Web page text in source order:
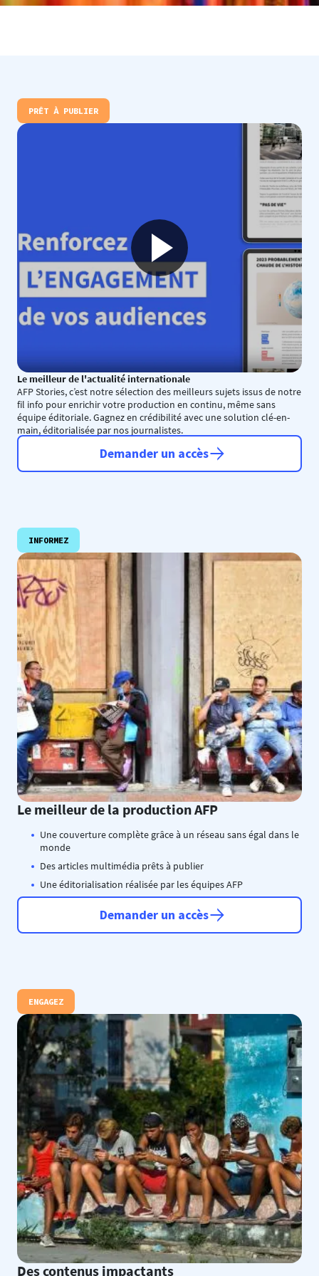
PRÊT À PUBLIER
Le meilleur de l'actualité internationale
AFP Stories, c’est notre sélection des meilleurs sujets issus de notre
fil info pour enrichir votre production en continu, même sans
équipe éditoriale. Gagnez en crédibilité avec une solution clé-en-
main, éditorialisée par nos journalistes.
Demander un accès
INFORMEZ
Le meilleur de la production AFP
Une couverture complète grâce à un réseau sans égal dans le
monde
Des articles multimédia prêts à publier
Une éditorialisation réalisée par les équipes AFP
Demander un accès
ENGAGEZ
Des contenus impactants